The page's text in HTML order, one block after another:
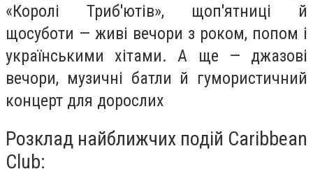
«Королі Триб'ютів», щоп'ятниці й
щосуботи — живі вечори з роком, попом і
українськими хітами. А ще — джазові
вечори, музичні батли й гумористичний
концерт для дорослих
Розклад найближчих подій Сaribbean
Club: